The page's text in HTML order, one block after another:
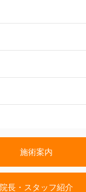
施術案内
院長・スタッフ紹介